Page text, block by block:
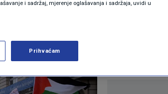
i sadržaj, mjerenje oglašavanja i sadržaja, uvidi u
Prihvaćam